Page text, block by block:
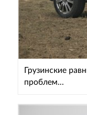
Грузинские
проблем…